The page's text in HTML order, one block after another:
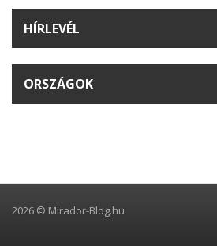
HÍRLEVÉL
ORSZÁGOK
2026 © Mirador-Blog.hu